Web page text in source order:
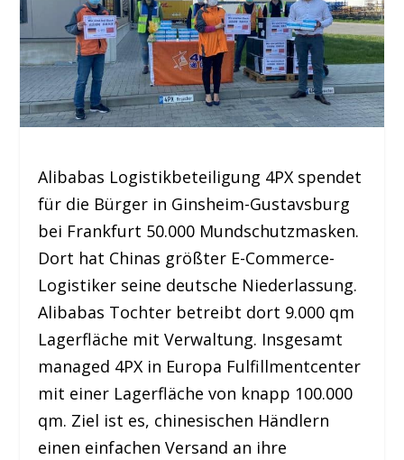
Alibabas Logistikbeteiligung 4PX spendet
für die Bürger in Ginsheim-Gustavsburg
bei Frankfurt 50.000 Mundschutzmasken.
Dort hat Chinas größter E-Commerce-
Logistiker seine deutsche Niederlassung.
Alibabas Tochter betreibt dort 9.000 qm
Lagerfläche mit Verwaltung. Insgesamt
managed 4PX in Europa Fulfillmentcenter
mit einer Lagerfläche von knapp 100.000
qm. Ziel ist es, chinesischen Händlern
einen einfachen Versand an ihre